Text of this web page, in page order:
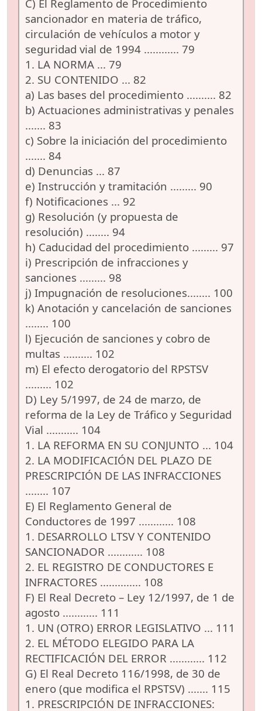
C) El Reglamento de Procedimiento
sancionador en materia de tráfico,
circulación de vehículos a motor y
seguridad vial de 1994 ............ 79
1. LA NORMA ... 79
2. SU CONTENIDO ... 82
a) Las bases del procedimiento .......... 82
b) Actuaciones administrativas y penales
....... 83
c) Sobre la iniciación del procedimiento
....... 84
d) Denuncias ... 87
e) Instrucción y tramitación ......... 90
f) Notificaciones ... 92
g) Resolución (y propuesta de
resolución) ........ 94
h) Caducidad del procedimiento ......... 97
i) Prescripción de infracciones y
sanciones ......... 98
j) Impugnación de resoluciones........ 100
k) Anotación y cancelación de sanciones
........ 100
l) Ejecución de sanciones y cobro de
multas .......... 102
m) El efecto derogatorio del RPSTSV
......... 102
D) Ley 5/1997, de 24 de marzo, de
reforma de la Ley de Tráfico y Seguridad
Vial ........... 104
1. LA REFORMA EN SU CONJUNTO ... 104
2. LA MODIFICACIÓN DEL PLAZO DE
PRESCRIPCIÓN DE LAS INFRACCIONES
........ 107
E) El Reglamento General de
Conductores de 1997 ............ 108
1. DESARROLLO LTSV Y CONTENIDO
SANCIONADOR ............ 108
2. EL REGISTRO DE CONDUCTORES E
INFRACTORES .............. 108
F) El Real Decreto – Ley 12/1997, de 1 de
agosto ............ 111
1. UN (OTRO) ERROR LEGISLATIVO ... 111
2. EL MÉTODO ELEGIDO PARA LA
RECTIFICACIÓN DEL ERROR ............ 112
G) El Real Decreto 116/1998, de 30 de
enero (que modifica el RPSTSV) ....... 115
1. PRESCRIPCIÓN DE INFRACCIONES: